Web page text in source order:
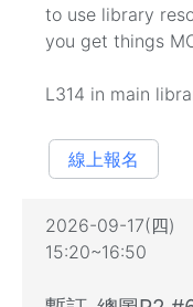
to use library
you get things
L314 in main
線上報名
2026-09-17(四)
15:20~16:50